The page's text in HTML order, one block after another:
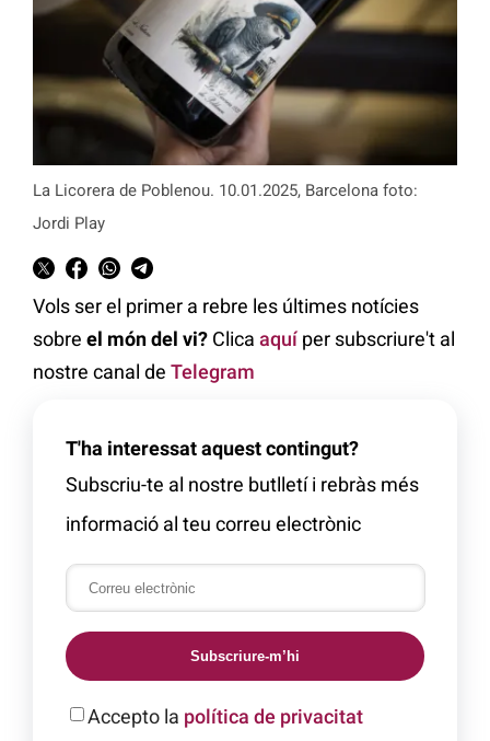
La Licorera de Poblenou. 10.01.2025, Barcelona foto:
Jordi Play
Vols ser el primer a rebre les últimes notícies
sobre el món del vi? Clica aquíper subscriure't al
nostre canal de Telegram
T'ha interessat aquest contingut?
Subscriu-te al nostre butlletí i rebràs més
informació al teu correu electrònic
Subscriure-m’hi
Accepto la política de privacitat